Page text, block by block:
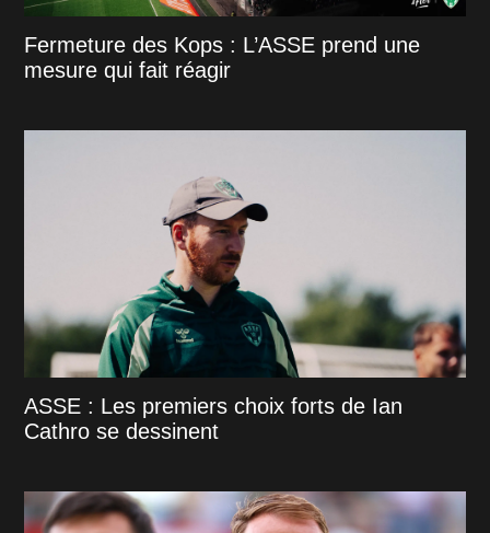
Fermeture des Kops : L’ASSE prend une
mesure qui fait réagir
ASSE : Les premiers choix forts de Ian
Cathro se dessinent